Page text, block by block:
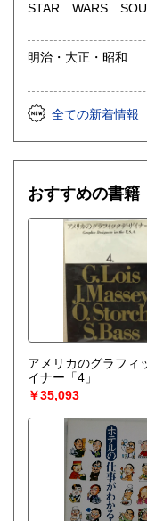
STAR WARS
明治・大正・昭和
全ての新着情報
おすすめの書籍
アメリカのグラフィ
イナー「4」
￥35,093